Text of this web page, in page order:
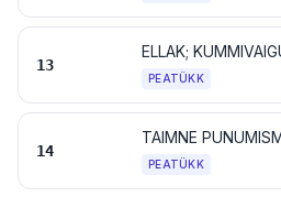
13
PEATÜKK
14
PEATÜKK